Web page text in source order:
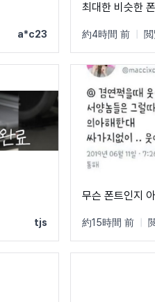
a*c23
최대한 비슷한
約4時間 前
tjs
무슨 폰트인지
約15時間 前